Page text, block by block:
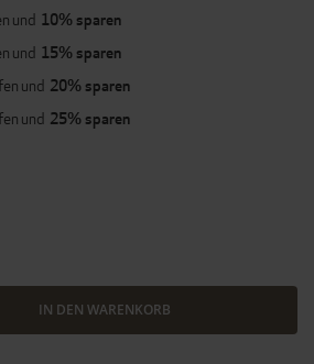
und 10% sparen
und 15% sparen
und 20% sparen
und 25% sparen
IN DEN WARENKORB